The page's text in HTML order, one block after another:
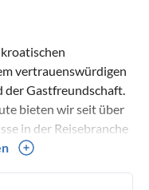
vertrauenswürdigen
der Gastfreundschaft.
bieten wir seit über
in der Reisebranche
im Jahr 2014. In